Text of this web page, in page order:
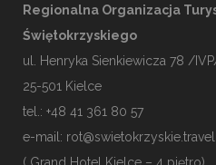
Regionalna Organizacja
Świętokrzyskiego
ul. Henryka Sienkiewicza 78 /
25-501 Kielce
tel.: +48 41 361 80 57
e-mail: rot@swietokrzyskie.travel